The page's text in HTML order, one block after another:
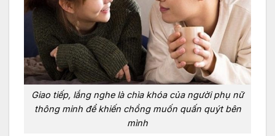
Giao tiếp, lắng nghe là chìa khóa của người phụ nữ
thông minh để khiến chồng muốn quấn quýt bên
mình